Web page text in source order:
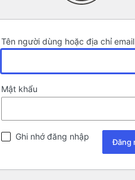
Tên người dùng hoặc địa chỉ email
Mật khẩu
Ghi nhớ đăng nhập